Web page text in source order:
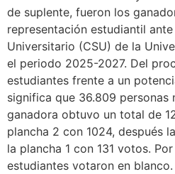
de suplente, fueron los
representación estudiantil
Universitario (CSU) de la
el periodo 2025-2027. Del
estudiantes frente a un
significa que 36.809 personas
ganadora obtuvo un total de
plancha 2 con 1024, después
la plancha 1 con 131 votos.
estudiantes votaron en